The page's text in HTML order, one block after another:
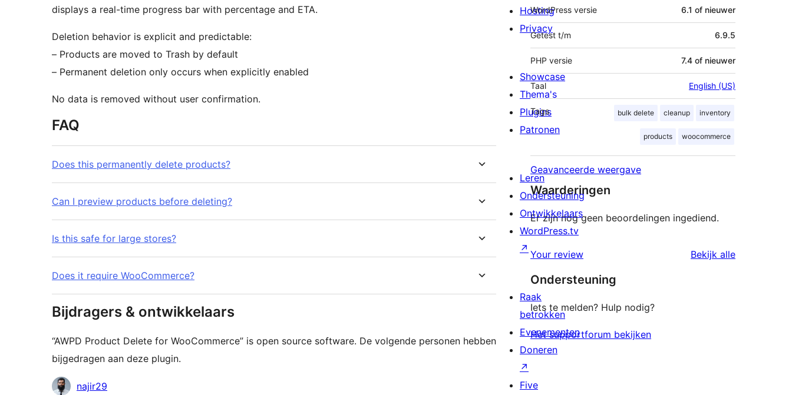
displays a real-time progress bar with percentage and ETA.
Deletion behavior is explicit and predictable:
– Products are moved to Trash by default
– Permanent deletion only occurs when explicitly enabled
No data is removed without user confirmation.
FAQ
Does this permanently delete products?
Can I preview products before deleting?
Is this safe for large stores?
Does it require WooCommerce?
Bijdragers & ontwikkelaars
“AWPD Product Delete for WooCommerce” is open source software. De volgende personen hebben
bijgedragen aan deze plugin.
Bijdragers
najir29
WordPress versie 6.1 of nieuwer
Getest t/m 6.9.5
PHP versie 7.4 of nieuwer
Taal English (US)
Tags bulk delete cleanup inventory
products woocommerce
Geavanceerde weergave
Waarderingen
Er zijn nog geen beoordelingen ingediend.
Your review Bekijk alle
Ondersteuning
Iets te melden? Hulp nodig?
Het supportforum bekijken
Hosting
Privacy
Showcase
Thema's
Plugins
Patronen
Leren
Ondersteuning
Ontwikkelaars
WordPress.tv
↗
Raak
betrokken
Evenementen
Doneren
↗
Five